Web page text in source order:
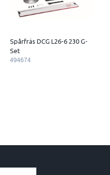
Spårfräs DCG L26-6 230 G-
Set
494674